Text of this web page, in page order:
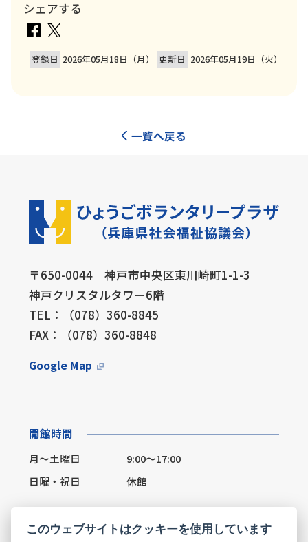
シェアする
登録日 2026年05月18日（月） 更新日 2026年05月19日（火）
一覧へ戻る
〒650-0044 神戸市中央区東川崎町1-1-3
神戸クリスタルタワー6階
TEL：（078）360-8845
FAX：（078）360-8848
Google Map
開館時間
月～土曜日
9:00～17:00
日曜・祝日
休館
このウェブサイトはクッキーを使用しています